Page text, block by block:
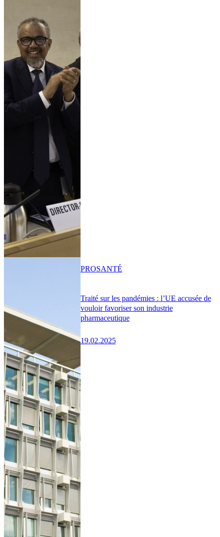
Traité sur les pandémies : l’UE accusée de
vouloir favoriser son industrie
pharmaceutique
19.02.2025
PROSANTÉ